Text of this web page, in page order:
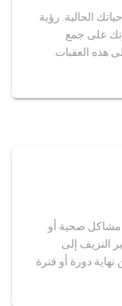
الحالية. رؤية
على جمع
هذه العقبات.
مشاكل صحية أو
النزيف إلى
دورة أو فترة